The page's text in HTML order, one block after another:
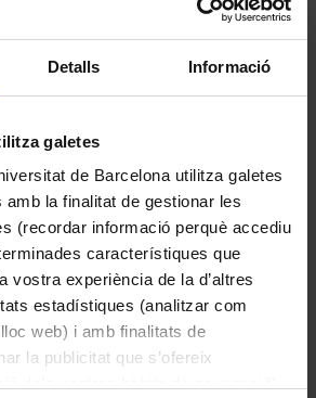
Detalls Informació
galetes
de Barcelona utilitza galetes
la finalitat de gestionar les
(recordar informació perquè accediu
característiques que
vostra experiència de la d’altres
estadístiques (analitzar com
web) i amb finalitats de
la publicitat que s’ofereix
Atenció a l' Usuari. 21687